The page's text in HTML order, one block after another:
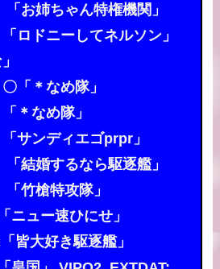
ゃん特権機関」
ニーしてネルソン」
なめ隊」
なめ隊」
ディエゴprpr」
するなら駆逐艦」
特攻隊」
ー速ひにせ」
き駆逐艦」